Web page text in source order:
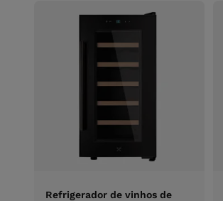
Refrigerador de vinhos de